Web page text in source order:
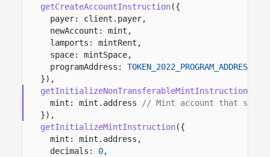
getCreateAccountInstruction({
payer: client.payer,
newAccount: mint,
lamports: mintRent,
space: mintSpace,
programAddress:
TOKEN_2022_PROGRAM_ADDRESS
}),
getInitializeNonTransferableMintInstruction
mint: mint.address
// Mint account that
}),
getInitializeMintInstruction({
mint: mint.address,
decimals:
0,